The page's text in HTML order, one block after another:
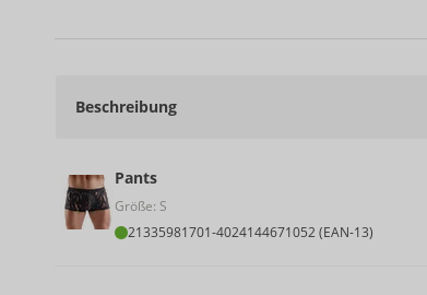
Beschreibung
Pants
Größe: S
21335981701-4024144671052 (EAN-13)